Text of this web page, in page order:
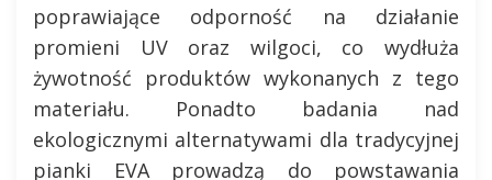
poprawiające odporność na działanie
promieni UV oraz wilgoci, co wydłuża
żywotność produktów wykonanych z tego
materiału. Ponadto badania nad
ekologicznymi alternatywami dla tradycyjnej
pianki EVA prowadzą do powstawania